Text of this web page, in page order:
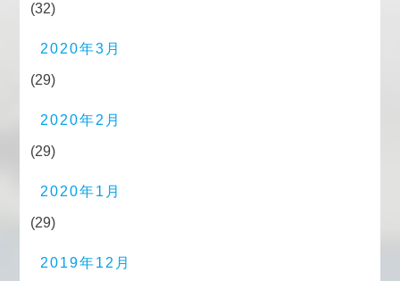
(32)
2020年3月
(29)
2020年2月
(29)
2020年1月
(29)
2019年12月